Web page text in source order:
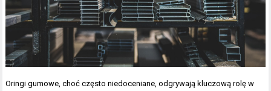
Oringi gumowe, choć często niedoceniane, odgrywają kluczową rolę w